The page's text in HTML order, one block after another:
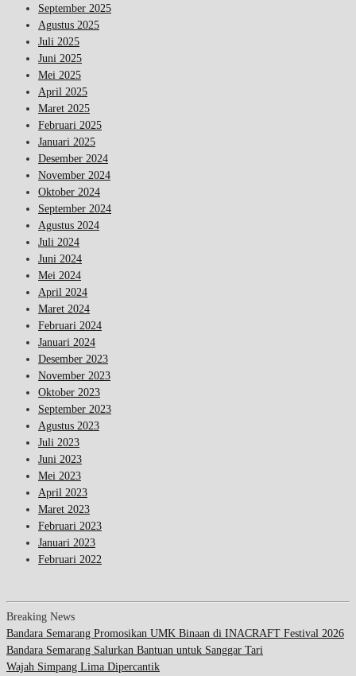
September 2025
Agustus 2025
Juli 2025
Juni 2025
Mei 2025
April 2025
Maret 2025
Februari 2025
Januari 2025
Desember 2024
November 2024
Oktober 2024
September 2024
Agustus 2024
Juli 2024
Juni 2024
Mei 2024
April 2024
Maret 2024
Februari 2024
Januari 2024
Desember 2023
November 2023
Oktober 2023
September 2023
Agustus 2023
Juli 2023
Juni 2023
Mei 2023
April 2023
Maret 2023
Februari 2023
Januari 2023
Februari 2022
Breaking News
Bandara Semarang Promosikan UMK Binaan di INACRAFT Festival 2026
Bandara Semarang Salurkan Bantuan untuk Sanggar Tari
Wajah Simpang Lima Dipercantik